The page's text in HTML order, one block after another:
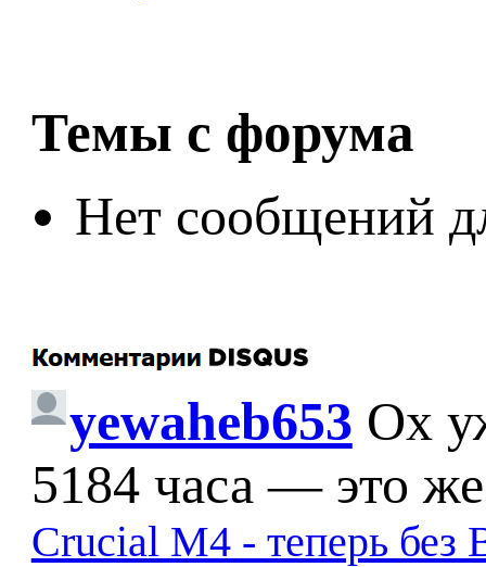
Темы с форума
Нет сообщений
yewaheb653 Ох
5184 часа — это
Crucial M4 - теперь без